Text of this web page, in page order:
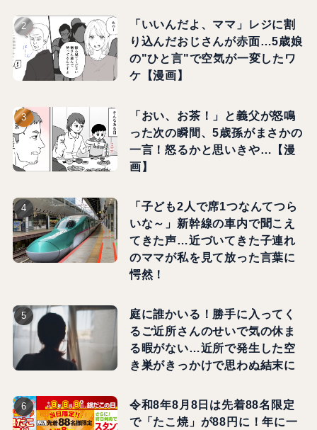
「いいんだよ、ママ」レジに割
り込んだおじさんが赤面…5歳娘
の"ひと言"で空気が一変したワ
ケ【漫画】
「おい、お茶！」と義父が怒鳴
った次の瞬間、5歳孫がまさかの
一言！怒るかと思いきや…【漫
画】
「子ども2人で席1つなんてつら
いな～」新幹線の車内で聞こえ
てきた声…近づいてきた子連れ
のママが私を見て放った言葉に
愕然！
庭に誰かいる！勝手に入ってく
るご近所さんのせいで気の休ま
る暇がない…近所で発生した空
き巣がきっかけで思わぬ結末に
令和8年8月8日は先着88名限定
で「たこ焼」が88円に！年に一